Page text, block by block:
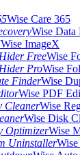
Wise Care 365
Wise Data
Wise ImageX
Wise
Wise
Wise
Wise PDF
Wise
Wise Disk
Wise